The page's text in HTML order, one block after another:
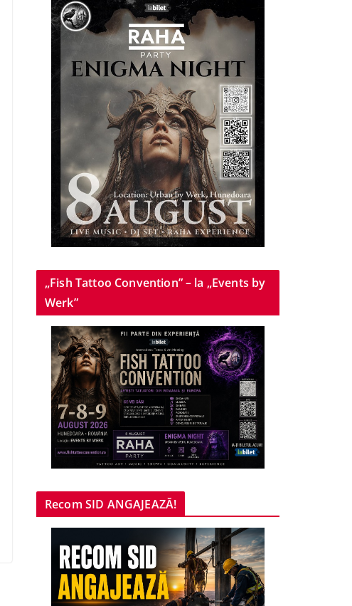
„Fish Tattoo Convention” – la „Events by
Werk”
Recom SID ANGAJEAZĂ!